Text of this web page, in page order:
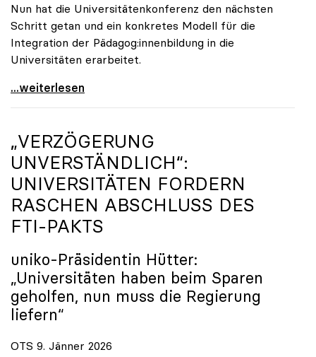
Nun hat die Universitätenkonferenz den nächsten
Schritt getan und ein konkretes Modell für die
Integration der Pädagog:innenbildung in die
Universitäten erarbeitet.
Schools of Education an den Universitäten: Für
...weiterlesen
„VERZÖGERUNG
UNVERSTÄNDLICH“:
UNIVERSITÄTEN FORDERN
RASCHEN ABSCHLUSS DES
FTI-PAKTS
uniko-Präsidentin Hütter:
„Universitäten haben beim Sparen
geholfen, nun muss die Regierung
liefern“
OTS 9. Jänner 2026